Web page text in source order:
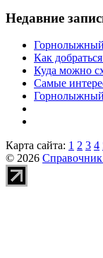
Недавние
Как
Куда можно
Самые
Горнолыжный
Карта сайта: 1 2 3 4
© 2026